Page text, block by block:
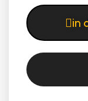
in